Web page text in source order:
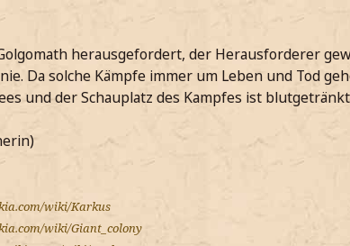
herausgefordert, der Herausforderer
Da solche Kämpfe immer um Leben und Tod
und der Schauplatz des Kampfes ist
wiki/Karkus
wiki/Giant_colony